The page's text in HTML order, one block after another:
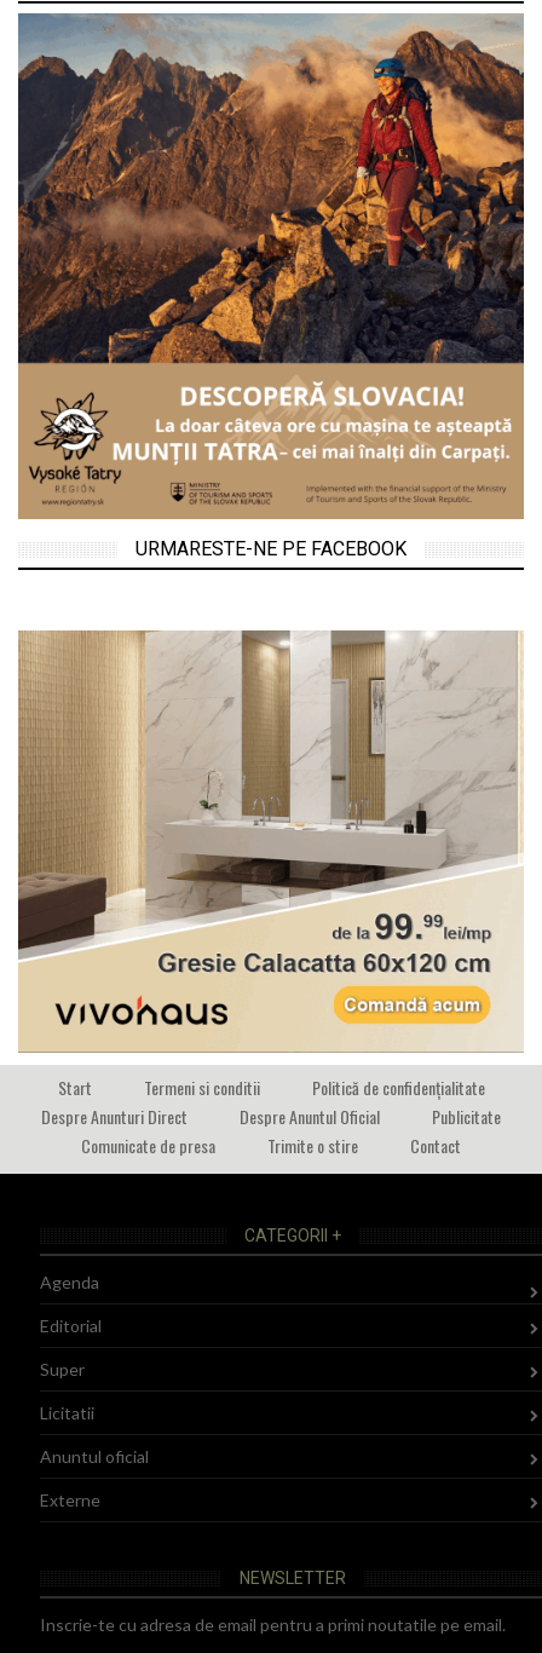
URMARESTE-NE PE FACEBOOK
Start Termeni si conditii
Politică de confidențialitate
Despre Anunturi Direct
Despre Anuntul Oficial
Publicitate
Comunicate de presa
Trimite o stire Contact
CATEGORII +
Agenda
Editorial
Super
Licitatii
Anuntul oficial
Externe
NEWSLETTER
Inscrie-te cu adresa de email pentru a primi noutatile pe email.